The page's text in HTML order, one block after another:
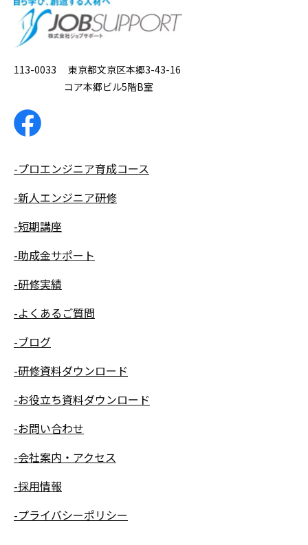
113-0033 東京都文京区本郷3-43-16
コア本郷ビル5階B室
-プロエンジニア育成コース
-新人エンジニア研修
-短期講座
-助成金サポート
-研修実績
-よくあるご質問
-ブログ
-研修資料ダウンロード
-お役立ち資料ダウンロード
-お問い合わせ
-会社案内・アクセス
-採用情報
-プライバシーポリシー